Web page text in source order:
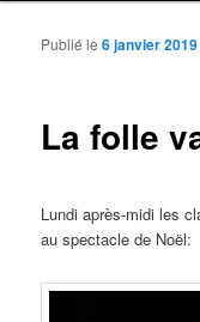
La folle
Publié le6 janvier 2019
Lundi après-midi les
au spectacle de Noël: